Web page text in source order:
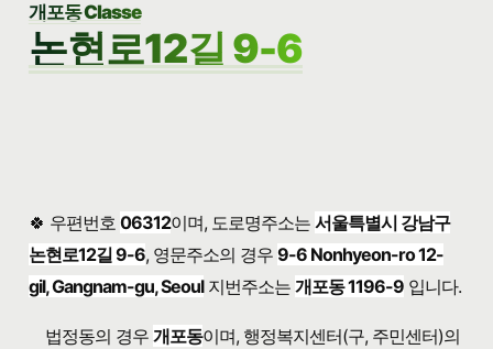
개포동 Classe
논현로12길 9-6
🍀 우편번호 06312이며, 도로명주소는서울특별시 강남구
논현로12길 9-6, 영문주소의 경우9-6 Nonhyeon-ro 12-
gil, Gangnam-gu, Seoul지번주소는개포동 1196-9 입니다.
법정동의 경우 개포동이며, 행정복지센터(구, 주민센터)의